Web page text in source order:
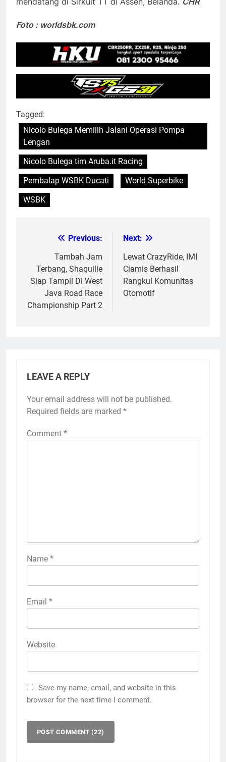
Foto : worldsbk.com
Tagged:
Nicolo Bulega Memilih Jalani Operasi Pompa
Lengan
Nicolo Bulega tim Aruba.it Racing
Pembalap WSBK Ducati
World Superbike
WSBK
navigation
Previous:
Tambah Jam
Terbang, Shaquille
Siap Tampil Di West
Java Road Race
Championship Part 2
Next:
Lewat CrazyRide, IMI
Ciamis Berhasil
Rangkul Komunitas
Otomotif
LEAVE A REPLY
Your email address will not be published.
Required fields are marked *
Comment *
Name *
Email *
Website
Save my name, email, and website in this
browser for the next time I comment.